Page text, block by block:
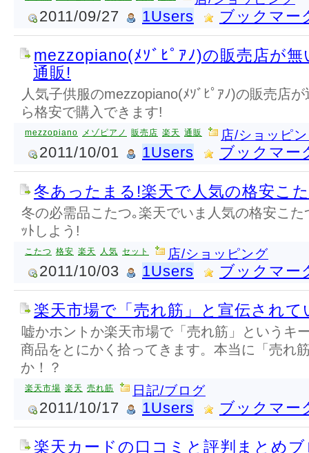
2011/09/27 1Users ブックマー
mezzopiano(ﾒｿﾞﾋﾟｱﾉ)の販売店が
通販!
人気子供服のmezzopiano(ﾒｿﾞﾋﾟｱﾉ)の販売店
ら格安で購入できます!
mezzopiano メゾピアノ 販売店 楽天 通販 店/ショッピ
2011/10/01 1Users ブックマー
冬あったまる!楽天で人気の格安こ
冬の必需品こたつ｡楽天でいま人気の格安こ
ｯﾄしよう!
こたつ 格安 楽天 人気 セット 店/ショッピング
2011/10/03 1Users ブックマー
楽天市場で「売れ筋」と宣伝されて
嘘かホントか楽天市場で「売れ筋」というキ
商品をとにかく拾ってきます。本当に「売れ
か！？
楽天市場 楽天 売れ筋 日記/ブログ
2011/10/17 1Users ブックマー
楽天カードの口コミと評判まとめ